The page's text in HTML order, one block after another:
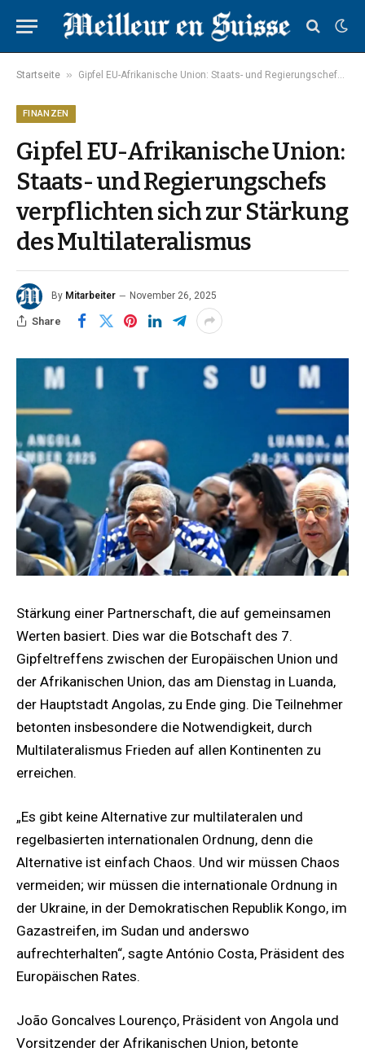
Startseite » Gipfel EU-Afrikanische Union: Staats- und Regierungschefs verpflichten sich zur Stärkung des Multilateralismus
FINANZEN
Gipfel EU-Afrikanische Union:
Staats- und Regierungschefs
verpflichten sich zur Stärkung
des Multilateralismus
By Mitarbeiter November 26, 2025
Share
Stärkung einer Partnerschaft, die auf gemeinsamen
Werten basiert. Dies war die Botschaft des 7.
Gipfeltreffens zwischen der Europäischen Union und
der Afrikanischen Union, das am Dienstag in Luanda,
der Hauptstadt Angolas, zu Ende ging. Die Teilnehmer
betonten insbesondere die Notwendigkeit, durch
Multilateralismus Frieden auf allen Kontinenten zu
erreichen.
„Es gibt keine Alternative zur multilateralen und
regelbasierten internationalen Ordnung, denn die
Alternative ist einfach Chaos. Und wir müssen Chaos
vermeiden; wir müssen die internationale Ordnung in
der Ukraine, in der Demokratischen Republik Kongo, im
Gazastreifen, im Sudan und anderswo
aufrechterhalten“, sagte António Costa, Präsident des
Europäischen Rates.
João Goncalves Lourenço, Präsident von Angola und
Vorsitzender der Afrikanischen Union, betonte